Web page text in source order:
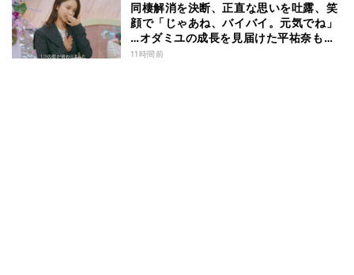
同棲解消を決断、正直な思いを吐露、笑
顔で「じゃあね、バイバイ。元気でね」
…オダミユの成長を見届けた平祐奈も思
わず涙 『ガールオアレディ3』
11時間前